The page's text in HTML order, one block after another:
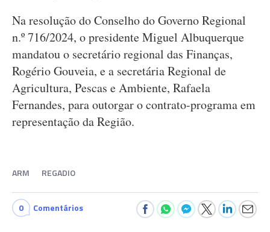
Na resolução do Conselho do Governo Regional
n.º 716/2024, o presidente Miguel Albuquerque
mandatou o secretário regional das Finanças,
Rogério Gouveia, e a secretária Regional de
Agricultura, Pescas e Ambiente, Rafaela
Fernandes, para outorgar o contrato-programa em
representação da Região.
ARM REGADIO
0 Comentários